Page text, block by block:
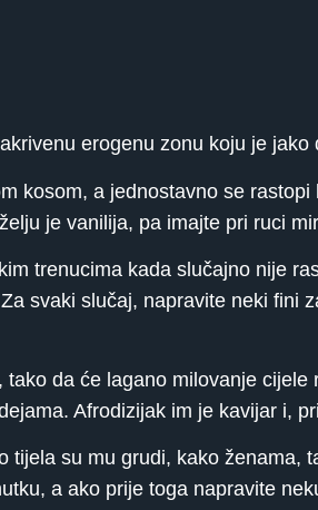
erogenu zonu koju je
kosom, a jednostavno se
je vanilija, pa imajte pri ruci
trenucima kada slučajno nije
svaki slučaj, napravite neki fini
da će lagano milovanje
Afrodizijak im je kavijar i,
tijela su mu grudi, kako ženama,
a ako prije toga napravite